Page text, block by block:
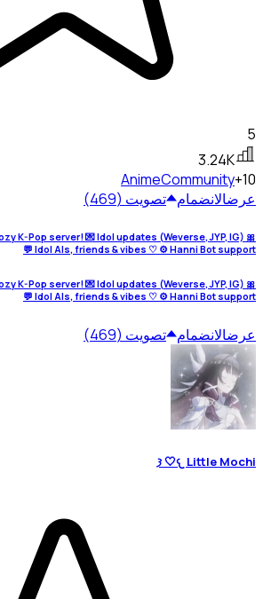
5
3.24K
AnimeCommunity+10
عرضالانضمام تصويت (469)
K-Pop server! 💌 Idol updates (Weverse, JYP, IG)
💬 Idol AIs, friends & vibes ♡ ⚙️ Hanni Bot support
K-Pop server! 💌 Idol updates (Weverse, JYP, IG)
💬 Idol AIs, friends & vibes ♡ ⚙️ Hanni Bot support
عرضالانضمام تصويت (469)
𐔌 Little Mochi🤍 𐦯